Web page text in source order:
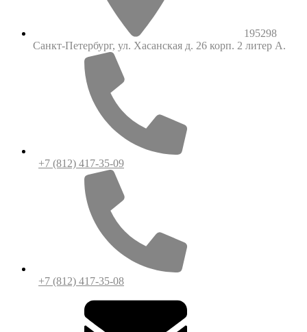
195298
Санкт-Петербург, ул. Хасанская д. 26 корп. 2 литер А.
+7 (812) 417-35-09
+7 (812) 417-35-08